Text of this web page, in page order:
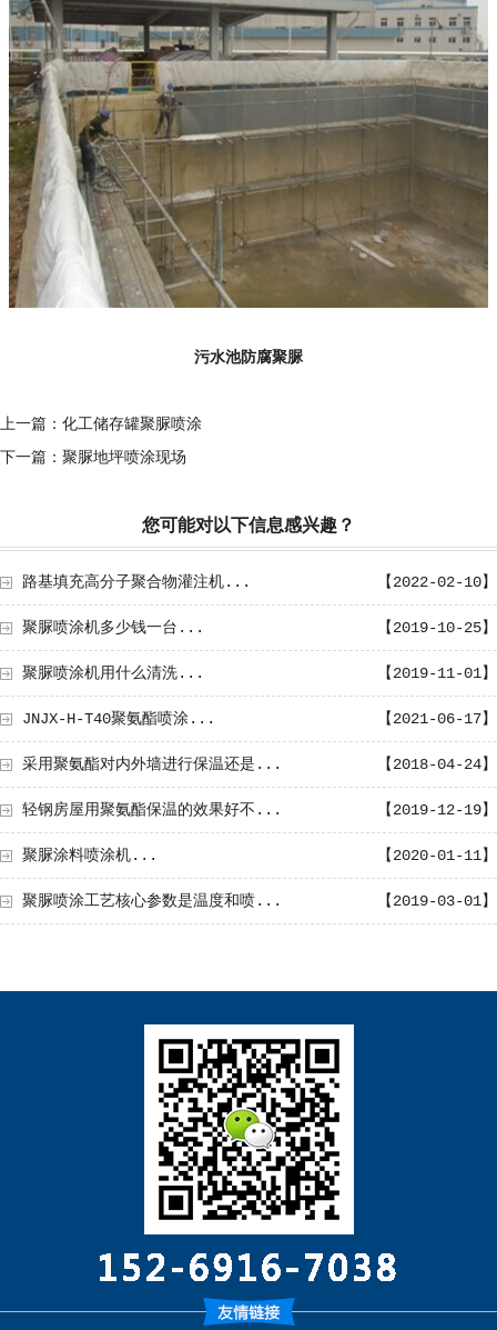
污水池防腐聚脲
上一篇：化工储存罐聚脲喷涂
下一篇：聚脲地坪喷涂现场
您可能对以下信息感兴趣？
【2022-02-10】
路基填充高分子聚合物灌注机...
【2019-10-25】
聚脲喷涂机多少钱一台...
【2019-11-01】
聚脲喷涂机用什么清洗...
【2021-06-17】
JNJX-H-T40聚氨酯喷涂...
【2018-04-24】
采用聚氨酯对内外墙进行保温还是...
【2019-12-19】
轻钢房屋用聚氨酯保温的效果好不...
【2020-01-11】
聚脲涂料喷涂机...
【2019-03-01】
聚脲喷涂工艺核心参数是温度和喷...